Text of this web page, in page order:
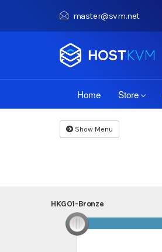
master@svm.net
Home Store
Show Menu
HKGO1-Bronze
HKGO1-Bronze